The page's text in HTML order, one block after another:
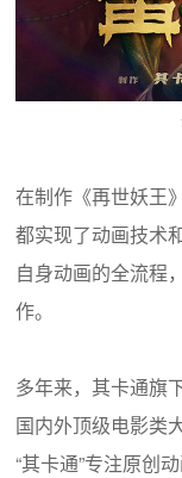
在制作《再世妖王
都实现了动画技术
自身动画的全流程
作。
多年来，其卡通旗
国内外顶级电影类
“其卡通”专注原创